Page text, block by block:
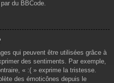
du BBCode.
qui peuvent être utilisées grâce à
des sentiments. Par exemple,
« :( » exprime la tristesse.
des émoticônes depuis le